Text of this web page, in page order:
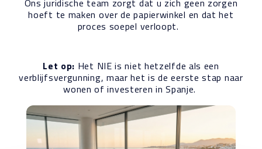
Ons juridische team zorgt dat u zich geen zorgen
hoeft te maken over de papierwinkel en dat het
proces soepel verloopt.
Let op: Het NIE is niet hetzelfde als een
verblijfsvergunning, maar het is de eerste stap naar
wonen of investeren in Spanje.